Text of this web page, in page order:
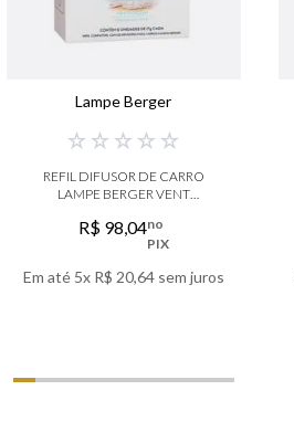
Lampe Berger
☆ ☆ ☆ ☆ ☆
REFIL DIFUSOR DE CARRO
LAMPE BERGER VENT
R$ 98,04no
PIX
Em até 5x R$ 20,64sem juros